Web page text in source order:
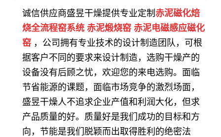
诚信供应商盛昱干燥提供专业定制 赤泥磁化焙
烧全流程窑系统 赤泥煅烧窑 赤泥电磁感应磁化
窑 ，公司拥有专业技术的设计制造团队，可根
据客户不同的要求来设计制造，选购干燥产的
设备没有后顾之忧，欢迎您的来电选购。面临
节省能源的课题，面临市场竞争的激烈场面，
盛昱干燥人不追求企业产值和利润大化，但求
产品质量的好。质量好是我们成功的目标和方
向，节能是我们脱颖而出取得胜利的绝密法